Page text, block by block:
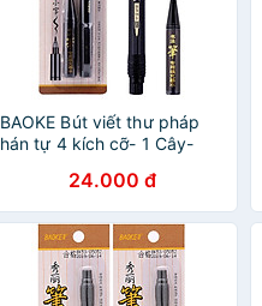
BAOKE Bút viết thư pháp
hán tự 4 kích cỡ- 1 Cây-
24.000 đ